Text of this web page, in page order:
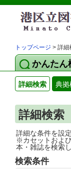
トップページ > 詳細
かんたん
詳細検索 典拠
詳細検索
詳細な条件を設
※カセットおよ
本・雑誌を検索
検索条件